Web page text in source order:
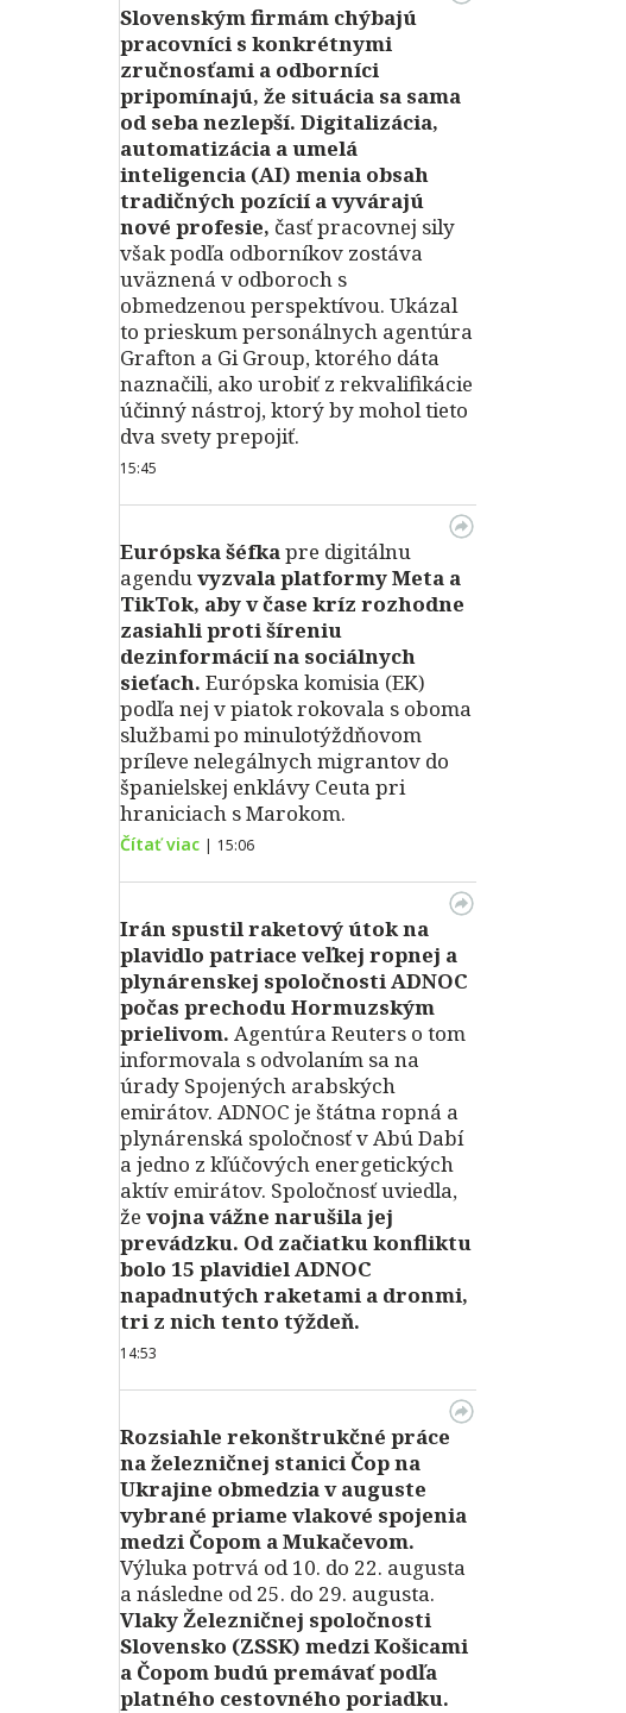
Slovenským firmám chýbajú
pracovníci s konkrétnymi
zručnosťami a odborníci
pripomínajú, že situácia sa sama
od seba nezlepší. Digitalizácia,
automatizácia a umelá
inteligencia (AI) menia obsah
tradičných pozícií a vyvárajú
nové profesie, časť pracovnej sily
však podľa odborníkov zostáva
uväznená v odboroch s
obmedzenou perspektívou. Ukázal
to prieskum personálnych agentúra
Grafton a Gi Group, ktorého dáta
naznačili, ako urobiť z rekvalifikácie
účinný nástroj, ktorý by mohol tieto
dva svety prepojiť.
15:45
Európska šéfkapre digitálnu
agenduvyzvala platformy Meta a
TikTok, aby v čase kríz rozhodne
zasiahli proti šíreniu
dezinformácií na sociálnych
sieťach. Európska komisia (EK)
podľa nej v piatok rokovala s oboma
službami po minulotýždňovom
príleve nelegálnych migrantov do
španielskej enklávy Ceuta pri
hraniciach s Marokom.
Čítať viac | 15:06
Irán spustil raketový útok na
plavidlo patriace veľkej ropnej a
plynárenskej spoločnosti ADNOC
počas prechodu Hormuzským
prielivom. Agentúra Reuters o tom
informovala s odvolaním sa na
úrady Spojených arabských
emirátov. ADNOC je štátna ropná a
plynárenská spoločnosť v Abú Dabí
a jedno z kľúčových energetických
aktív emirátov. Spoločnosť uviedla,
že vojna vážne narušila jej
prevádzku. Od začiatku konfliktu
bolo 15 plavidiel ADNOC
napadnutých raketami a dronmi,
tri z nich tento týždeň.
14:53
Rozsiahle rekonštrukčné práce
na železničnej stanici Čop na
Ukrajine obmedzia v auguste
vybrané priame vlakové spojenia
medzi Čopom a Mukačevom.
Výluka potrvá od 10. do 22. augusta
a následne od 25. do 29. augusta.
Vlaky Železničnej spoločnosti
Slovensko (ZSSK) medzi Košicami
a Čopom budú premávať podľa
platného cestovného poriadku.